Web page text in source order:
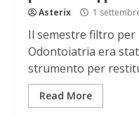
Asterix 1
Il semestre filtro per
Odontoiatria era
strumento per
Read More